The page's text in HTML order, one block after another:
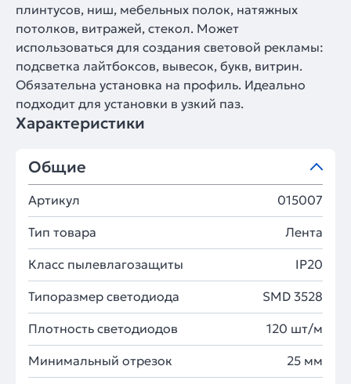
плинтусов, ниш, мебельных полок, натяжных
потолков, витражей, стекол. Может
использоваться для создания световой рекламы:
подсветка лайтбоксов, вывесок, букв, витрин.
Обязательна установка на профиль. Идеально
подходит для установки в узкий паз.
Характеристики
Общие
Артикул 015007
Тип товара Лента
Класс пылевлагозащиты IP20
Типоразмер светодиода SMD 3528
Плотность светодиодов 120 шт/м
Минимальный отрезок 25 мм